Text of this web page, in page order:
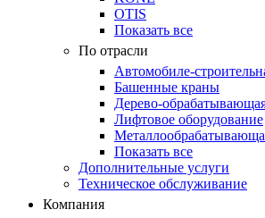
OTIS
Показать все
По отрасли
Автомобиле-
Башенные краны
Дерево-
Лифтовое оборудование
Показать все
Дополнительные услуги
Техническое обслуживание
Компания